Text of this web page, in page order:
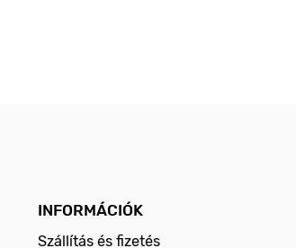
INFORMÁCIÓK
Szállítás és fizetés